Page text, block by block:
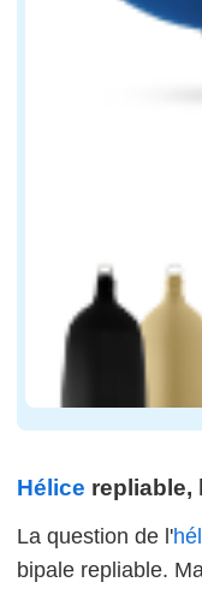
Hélice repliable,
La question de l'
bipale repliable.